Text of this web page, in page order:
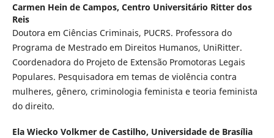
Carmen Hein de Campos, Centro Universitário Ritter dos
Reis
Doutora em Ciências Criminais, PUCRS. Professora do
Programa de Mestrado em Direitos Humanos, UniRitter.
Coordenadora do Projeto de Extensão Promotoras Legais
Populares. Pesquisadora em temas de violência contra
mulheres, gênero, criminologia feminista e teoria feminista
do direito.
Ela Wiecko Volkmer de Castilho, Universidade de Brasília